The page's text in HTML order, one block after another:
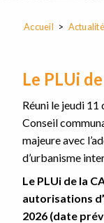
Accueil
Le PLUi
Réuni le jeudi
Conseil
majeure avec
d’urbanisme
Le PLUi de la
autorisations
2026 (date